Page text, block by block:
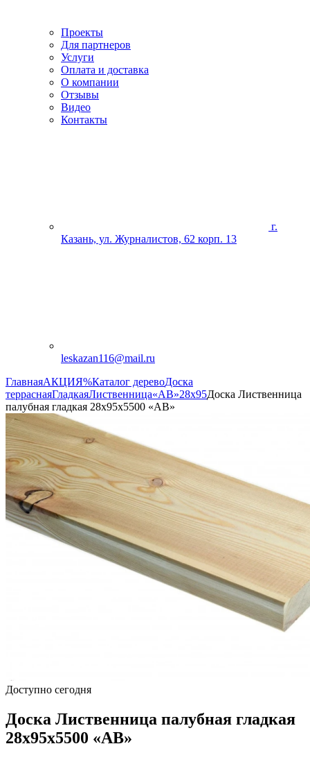
Проекты
Для партнеров
Услуги
Оплата и доставка
О компании
Отзывы
Видео
Контакты
г.
Казань, ул. Журналистов, 62 корп. 13
leskazan116@mail.ru
ГлавнаяАКЦИЯ%Каталог деревоДоска
терраснаяГладкаяЛиственница«АВ»28х95Доска Лиственница
палубная гладкая 28х95х5500 «АВ»
Доступно сегодня
Доска Лиственница палубная гладкая
28х95х5500 «АВ»